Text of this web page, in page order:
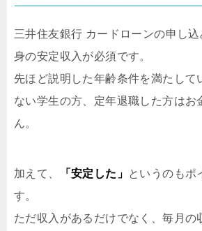
三井住友銀行 カードローンの申し
身の安定収入が必須です。
先ほど説明した年齢条件を満たして
ない学生の方、定年退職した方はお
ん。
加えて、 「安定した」 というのもポ
す。
ただ収入があるだけでなく、毎月の